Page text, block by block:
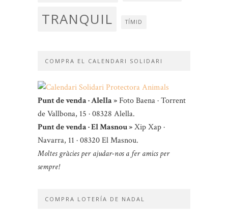
TRANQUIL TÍMID
COMPRA EL CALENDARI SOLIDARI
Punt de venda · Alella »Foto Baena · Torrent
de Vallbona, 15 · 08328 Alella.
Punt de venda · El Masnou »Xip Xap ·
Navarra, 11 · 08320 El Masnou.
Moltes gràcies per ajudar-nos a fer amics per
sempre!
COMPRA LOTERÍA DE NADAL